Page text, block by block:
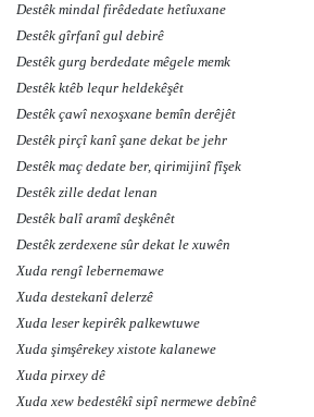
Destêk mindal firêdedate hetîuxane
Destêk gîrfanî gul debirê
Destêk gurg berdedate mêgele memk
Destêk ktêb lequr heldekêşêt
Destêk çawî nexoşxane bemîn derêjêt
Destêk pirçî kanî şane dekat be jehr
Destêk maç dedate ber, qirimijinî fîşek
Destêk zille dedat lenan
Destêk balî aramî deşkênêt
Destêk zerdexene sûr dekat le xuwên
Xuda rengî lebernemawe
Xuda destekanî delerzê
Xuda leser kepirêk palkewtuwe
Xuda şimşêrekey xistote kalanewe
Xuda pirxey dê
Xuda xew bedestêkî sipî nermewe debînê